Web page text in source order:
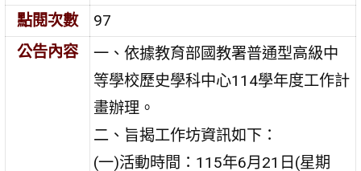
點閱次數
97
公告內容
一、依據教育部國教署普通型高級中
等學校歷史學科中心114學年度工作計
畫辦理。
二、旨揭工作坊資訊如下：
(一)活動時間：115年6月21日(星期